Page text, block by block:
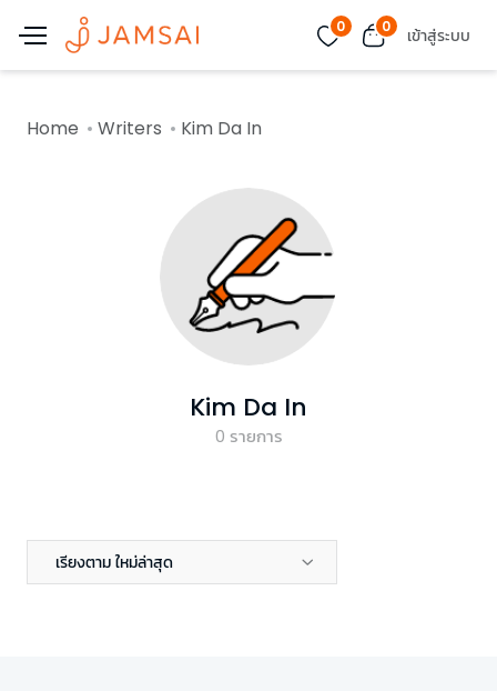
0 0 เข้าสู่ระบบ
Home Writers Kim Da In
Kim Da In
0 รายการ
เรียงตาม ใหม่ล่าสุด